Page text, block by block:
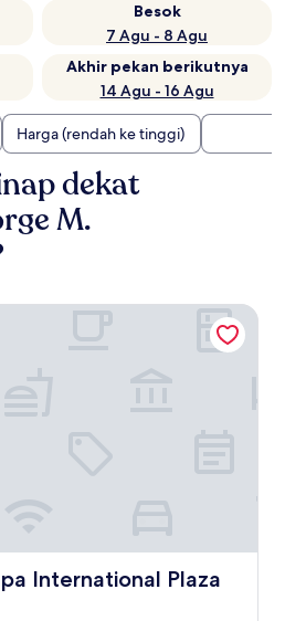
Besok
7 Agu - 8 Agu
Akhir pekan berikutnya
14 Agu - 16 Agu
Harga (rendah ke tinggi)
dekat
M.
International Plaza
Plaza Hotel
Plaza Hotel